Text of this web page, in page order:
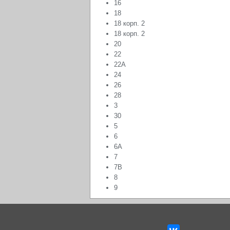
16
18
18 корп. 2
18 корп. 2
20
22
22А
24
26
28
3
30
5
6
6А
7
7В
8
9